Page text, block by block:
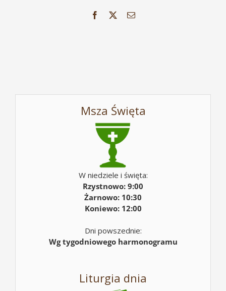
Facebook Email
Msza Święta
W niedziele i święta:
Rzystnowo: 9:00
Żarnowo: 10:30
Koniewo: 12:00
Dni powszednie:
Wg tygodniowego harmonogramu
Liturgia dnia